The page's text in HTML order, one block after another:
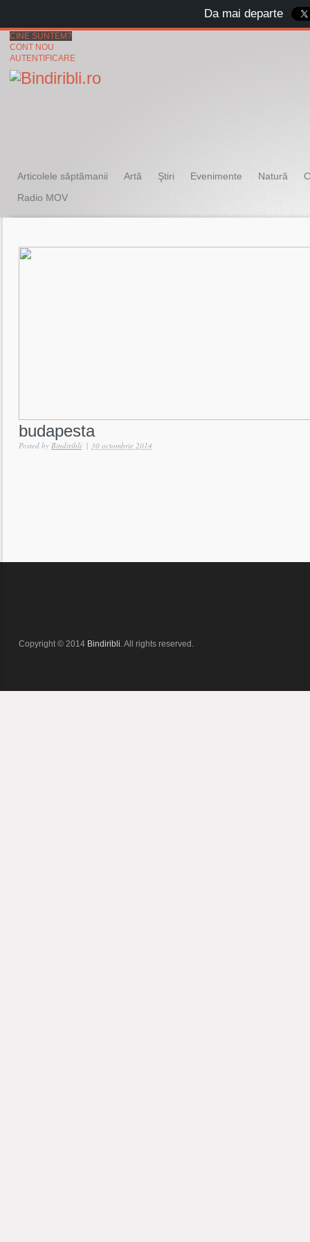
CINE SUNTEM?
CONT NOU
AUTENTIFICARE
Articolele săptămanii Artă Ştiri Evenimente Natură
Radio MOV
budapesta
Posted by Bindiribli | 30 octombrie 2014
Copyright © 2014 Bindiribli. All rights reserved.
Da mai departe